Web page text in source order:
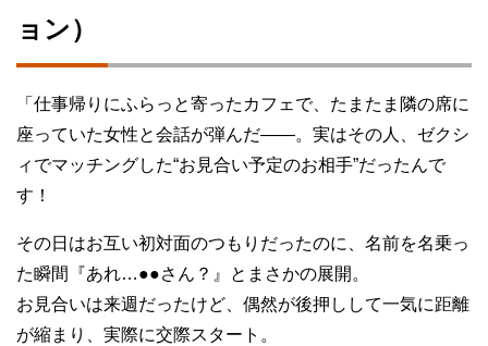
ョン）
「仕事帰りにふらっと寄ったカフェで、たまたま隣の席に
座っていた女性と会話が弾んだ――。実はその人、ゼクシ
ィでマッチングした“お見合い予定のお相手”だったんで
す！
その日はお互い初対面のつもりだったのに、名前を名乗っ
た瞬間『あれ…●●さん？』とまさかの展開。
お見合いは来週だったけど、偶然が後押しして一気に距離
が縮まり、実際に交際スタート。